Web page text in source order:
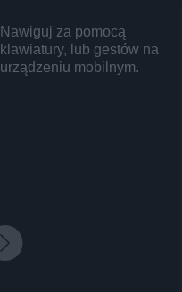
Nawiguj za pomocą
klawiatury, lub gestów na
urządzeniu mobilnym.